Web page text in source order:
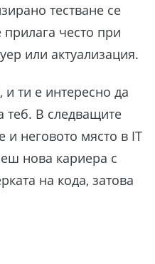
тестване се
прилага често при
или актуализация.
и ти е интересно да
теб. В следващите
и неговото място в IT
нова кариера с
на кода, затова